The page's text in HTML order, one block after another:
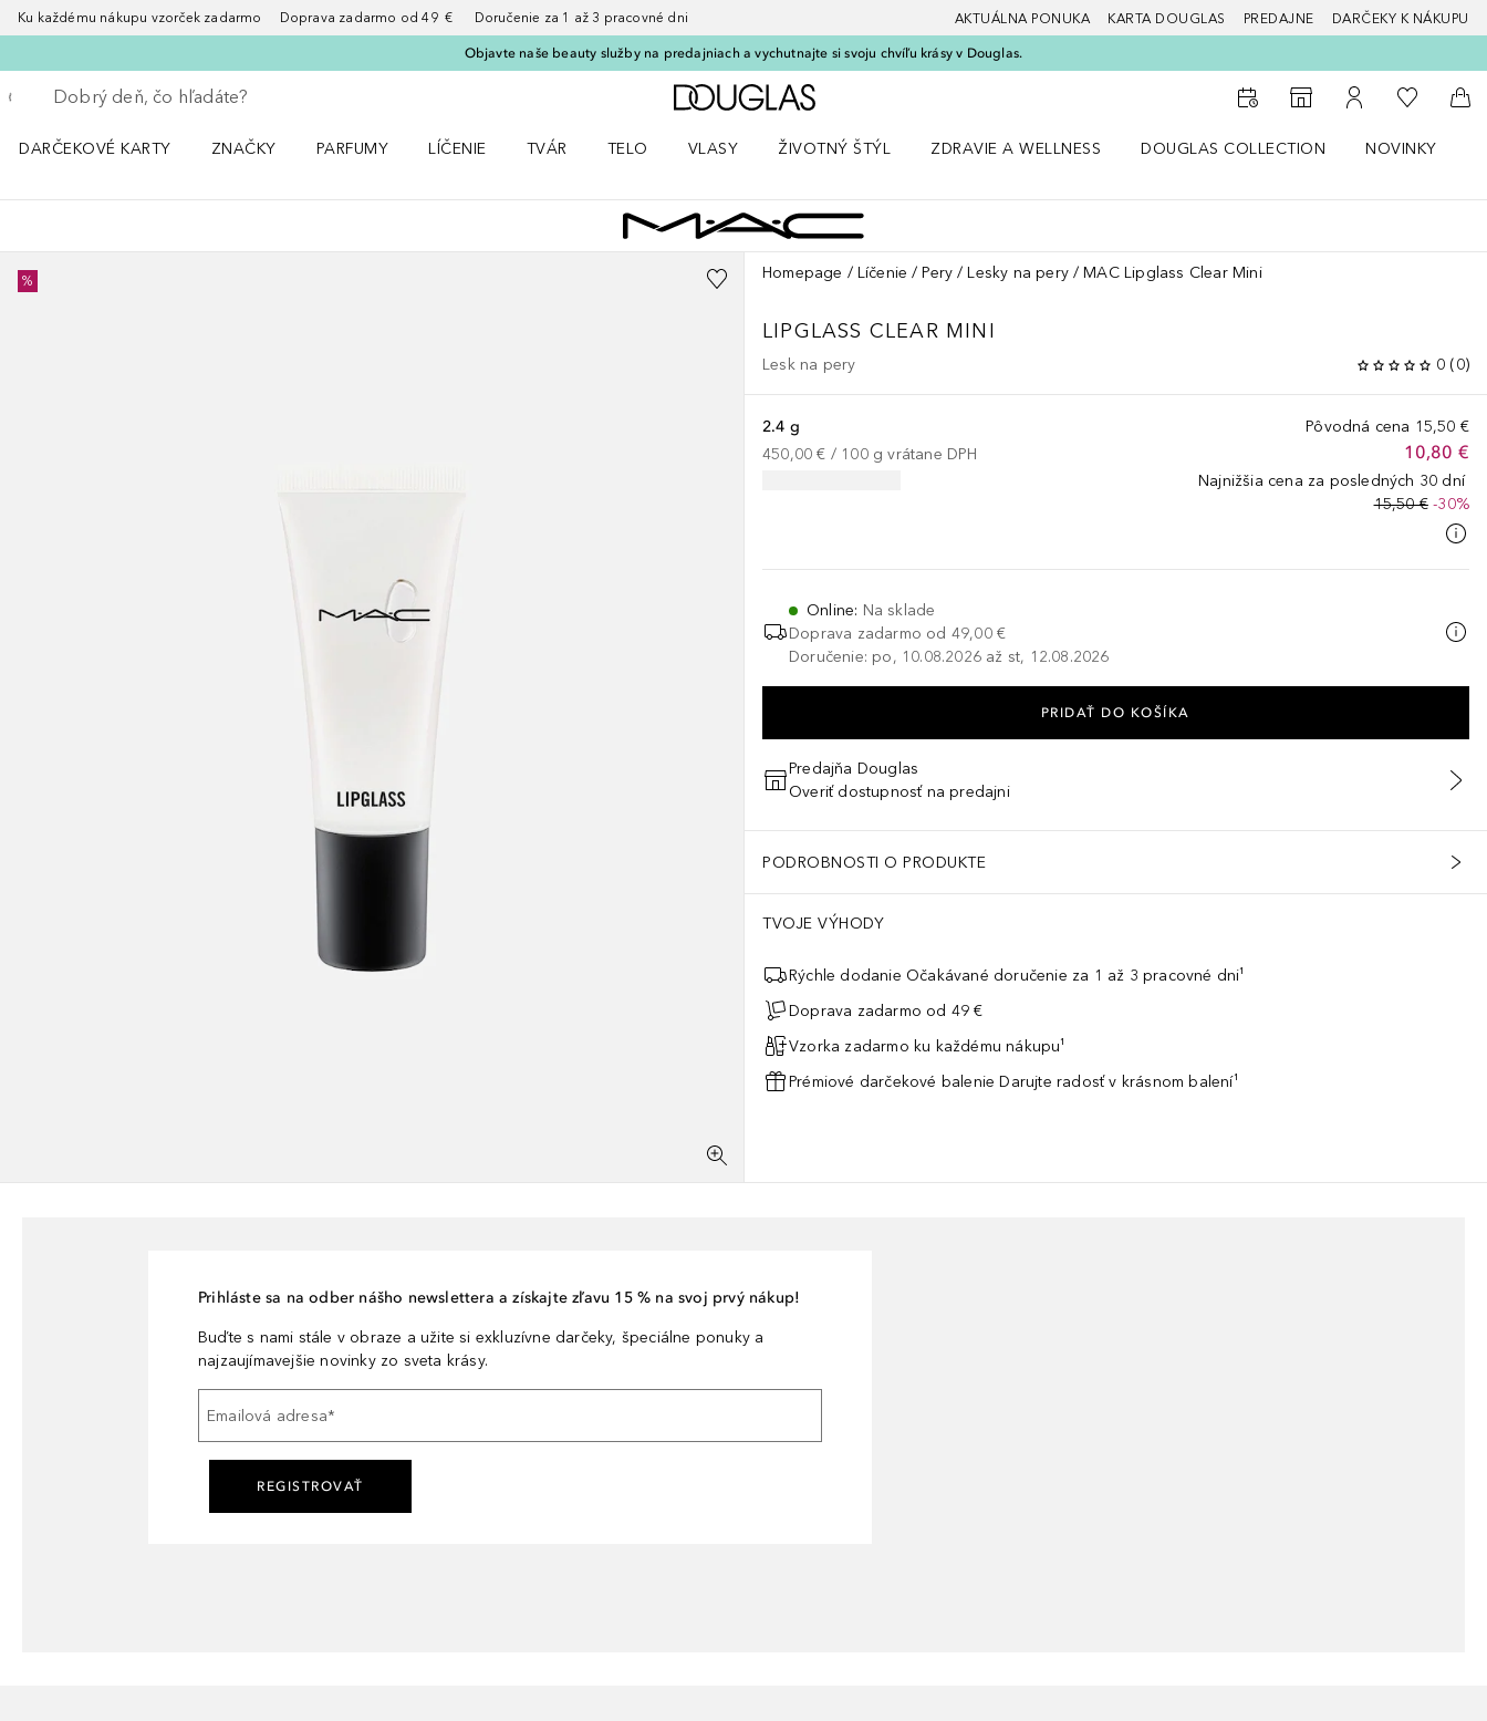
Ku každému nákupu vzorček zadarmo Doprava zadarmo od 49 € Doručenie za 1 až 3 pracovné dni AKTUÁLNA PONUKA KARTA DOUGLAS PREDAJNE DARČEKY K NÁKUPU
Objavte naše beauty služby na predajniach a vychutnajte si svoju chvíľu krásy v Douglas.
Choď späť
Vykonajte vyhľadávanie
Domov
Do vyhľadávača predajní
Do môjho účtu
Do môjho
Do
DARČEKOVÉ KARTY
ZNAČKY
PARFUMY
LÍČENIE
TVÁR
TELO
VLASY
ŽIVOTNÝ ŠTÝL
ZDRAVIE A WELLNESS
DOUGLAS COLLECTION
NOVINKY
% Homepage Líčenie Pery Lesky na pery MAC Lipglass Clear Mini
LIPGLASS CLEAR MINI
Lesk na pery 0 (0)
Pôvodná cena 15,50 €
10,80 €
Najnižšia cena za posledných 30 dní
15,50 €-30%
2.4 g
450,00 € / 100 g vrátane DPH
Online: Na sklade
Doprava zadarmo od 49,00 €
Doručenie: po, 10.08.2026 až st, 12.08.2026
PRIDAŤ DO KOŠÍKA
Predajňa Douglas
Overiť dostupnosť na predajni
PODROBNOSTI O PRODUKTE
TVOJE VÝHODY
Rýchle dodanie Očakávané doručenie za 1 až 3 pracovné dni¹
Doprava zadarmo od 49 €
Vzorka zadarmo ku každému nákupu¹
Prémiové darčekové balenie Darujte radosť v krásnom balení¹
Prihláste sa na odber nášho newslettera a získajte zľavu 15 % na svoj prvý nákup!
Buďte s nami stále v obraze a užite si exkluzívne darčeky, špeciálne ponuky a
najzaujímavejšie novinky zo sveta krásy.
Emailová adresa*
REGISTROVAŤ